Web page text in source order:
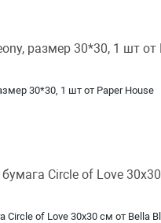
30*30, 1 шт от Paper House
Circle of Love 30х30 см от Bella